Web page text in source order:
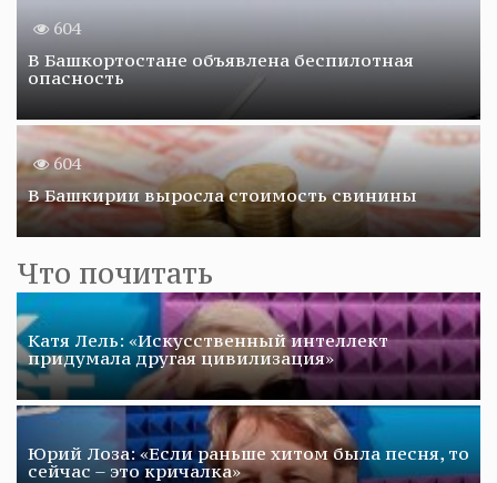
604
В Башкортостане объявлена беспилотная
опасность
604
В Башкирии выросла стоимость свинины
Что почитать
Катя Лель: «Искусственный интеллект
придумала другая цивилизация»
Юрий Лоза: «Если раньше хитом была песня, то
сейчас – это кричалка»